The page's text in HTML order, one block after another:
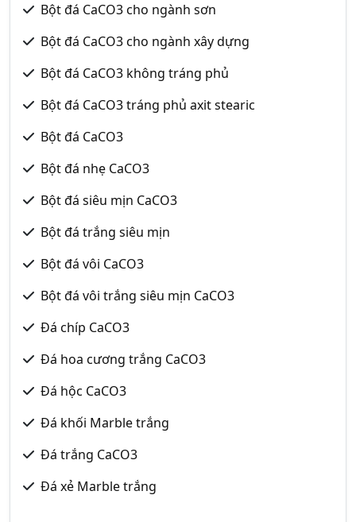
Bột đá CaCO3 cho ngành sơn
Bột đá CaCO3 cho ngành xây dựng
Bột đá CaCO3 không tráng phủ
Bột đá CaCO3 tráng phủ axit stearic
Bột đá CaCO3
Bột đá nhẹ CaCO3
Bột đá siêu mịn CaCO3
Bột đá trắng siêu mịn
Bột đá vôi CaCO3
Bột đá vôi trắng siêu mịn CaCO3
Đá chíp CaCO3
Đá hoa cương trắng CaCO3
Đá hộc CaCO3
Đá khối Marble trắng
Đá trắng CaCO3
Đá xẻ Marble trắng